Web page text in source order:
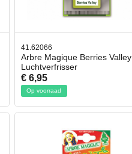
41.62066
Arbre Magique Berries Valley
Luchtverfrisser
€ 6,95
Op voorraad